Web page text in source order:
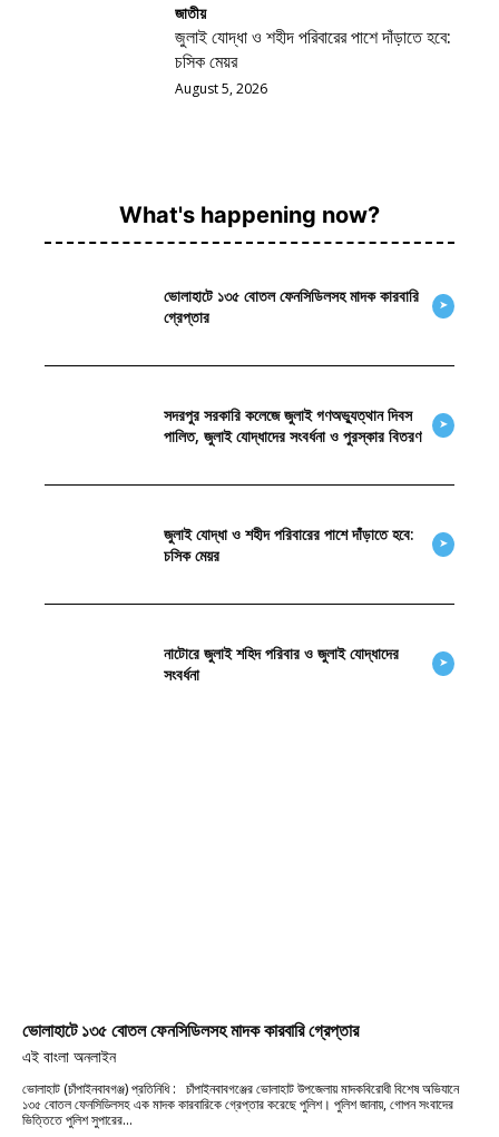
ভোলাহাটে ১৩৫ বোতল ফেনসিডিলসহ মাদক কারবারি গ্রেপ্তার
এই বাংলা অনলাইন
ভোলাহাট (চাঁপাইনবাবগঞ্জ) প্রতিনিধি : চাঁপাইনবাবগঞ্জের ভোলাহাট উপজেলায় মাদকবিরোধী বিশেষ অভিযানে
১৩৫ বোতল ফেনসিডিলসহ এক মাদক কারবারিকে গ্রেপ্তার করেছে পুলিশ। পুলিশ জানায়, গোপন সংবাদের
ভিত্তিতে পুলিশ সুপারের...
জাতীয়
জুলাই যোদ্ধা ও শহীদ পরিবারের পাশে দাঁড়াতে হবে:
চসিক মেয়র
August 5, 2026
What's happening now?
ভোলাহাটে ১৩৫ বোতল ফেনসিডিলসহ মাদক কারবারি
গ্রেপ্তার
➤
সদরপুর সরকারি কলেজে জুলাই গণঅভ্যুত্থান দিবস
পালিত, জুলাই যোদ্ধাদের সংবর্ধনা ও পুরস্কার বিতরণ
➤
জুলাই যোদ্ধা ও শহীদ পরিবারের পাশে দাঁড়াতে হবে:
চসিক মেয়র
➤
নাটোরে জুলাই শহিদ পরিবার ও জুলাই যোদ্ধাদের
সংবর্ধনা
➤